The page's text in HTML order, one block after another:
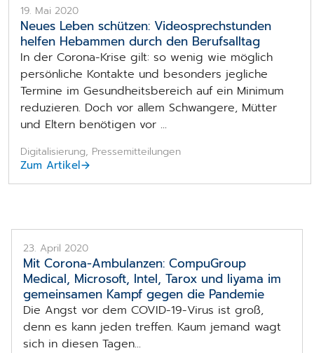
19. Mai 2020
Neues Leben schützen: Video­sprechstunden
helfen Hebammen durch den Berufsalltag
In der Corona-Krise gilt: so wenig wie möglich
persönliche Kontakte und besonders jegliche
Termine im Gesundheitsbereich auf ein Minimum
reduzieren. Doch vor allem Schwangere, Mütter
und Eltern benötigen vor ...
Digitalisierung, Pressemitteilungen
Zum Artikel
23. April 2020
Mit Corona-Ambulanzen: CompuGroup
Medical, Microsoft, Intel, Tarox und liyama im
gemeinsamen Kampf gegen die Pandemie
Die Angst vor dem COVID-19-Virus ist groß,
denn es kann jeden treffen. Kaum jemand wagt
sich in diesen Tagen...